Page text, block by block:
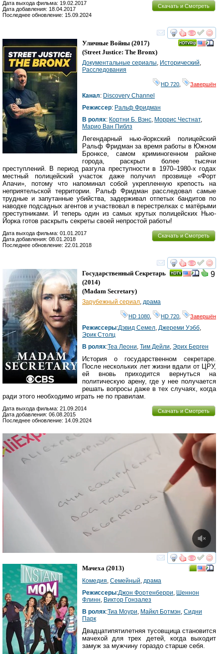
Скачать и Смотреть
Дата выхода фильма: 19.02.2017
Дата добавления: 18.04.2017
Последнее обновление: 15.09.2024
смотреть
Уличные Войны (2017)
(Street Justice: The Bronx)
Документальные сериалы, Исторический,
Расследования
HD 720 Завершён
Канал: Discovery Channel
Режиссер: Ральф Фридман
В ролях: Кортни Б. Вэнс, Моррис Честнат,
Марио Ван Пиблз
Легендарный нью-йоркский полицейский
Ральф Фридман за время работы в Южном
Бронксе, самом криминогенном районе
города, раскрыл более тысячи
преступлений. В период разгула преступности в 1970–1980-х годах
местный полицейский участок даже получил прозвище «Форт
Апачи», потому что напоминал собой укрепленную крепость на
неприятельской территории. Ральф Фридман расследовал самые
трудные и запутанные убийства, задерживал отпетых бандитов по
наводке подсадных агентов и участвовал в перестрелках с матёрыми
преступниками. И теперь один из самых крутых полицейских Нью-
Йорка готов раскрыть секреты своей непростой работы!
Скачать и Смотреть
Дата выхода фильма: 01.01.2017
Дата добавления: 08.01.2018
Последнее обновление: 22.01.2018
смотреть
9
Государственный Секретарь
(2014)
(Madam Secretary)
Зарубежный сериал, драма
HD 1080 HD 720 Завершён
Режиссеры:Дэвид Семел, Джереми Уэбб,
Эрик Столц
В ролях:Теа Леони, Тим Дейли, Эрих Берген
История о государственном секретаре.
После нескольких лет жизни вдали от ЦРУ,
ей вновь приходится вернуться на
политическую арену, где у нее получается
решать вопросы даже в тех случаях, когда
ради этого необходимо играть не по правилам.
Скачать и Смотреть
Дата выхода фильма: 21.09.2014
Дата добавления: 06.08.2015
Последнее обновление: 14.09.2024
смотреть
Мачеха (2013)
Комедия Семейный драма
Режиссеры:Джон Фортенберри Шеннон
Флинн Виктор Гонзалез
В ролях:Тиа Моури Майкл Ботмэн Сидни
Парк
Двадцатипятилетняя тусовщица становится
мачехой для трех детей, когда выходит
замуж за мужчину гораздо старше себя.